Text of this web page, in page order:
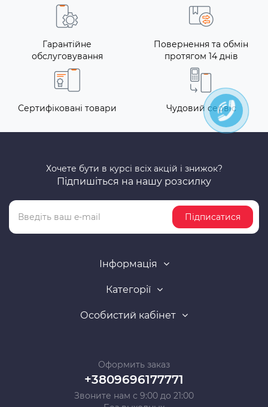
Гарантійне
обслуговування
Повернення та обмін
протягом 14 днів
Сертифіковані товари Чудовий сервіс
Хочете бути в курсі всіх акцій і знижок?
Підпишіться на нашу розсилку
Підписатися
Інформація
Категорії
Особистий кабінет
Оформить заказ
+3809696177771
Звоните нам с 9:00 до 21:00